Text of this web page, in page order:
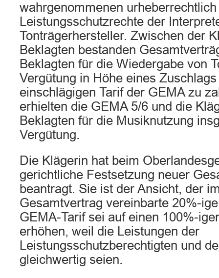
wahrgenommenen
Leistungsschutzrechte der
Tonträgerhersteller. Zwischen der
Beklagten bestanden
Beklagten für die Wiedergabe von
Vergütung in Höhe eines
einschlägigen Tarif der GEMA zu
erhielten die GEMA 5/6 und die
Beklagten für die Musiknutzung
Vergütung.
Die Klägerin hat beim
gerichtliche Festsetzung neuer
beantragt. Sie ist der Ansicht, der
Gesamtvertrag vereinbarte 20%-
GEMA-Tarif sei auf einen 100%-
erhöhen, weil die Leistungen der
Leistungsschutzberechtigten und
gleichwertig seien.